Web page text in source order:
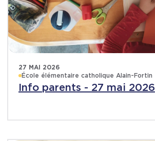
27 MAI 2026
École élémentaire catholique Alain-Fortin
Info parents - 27 mai 2026